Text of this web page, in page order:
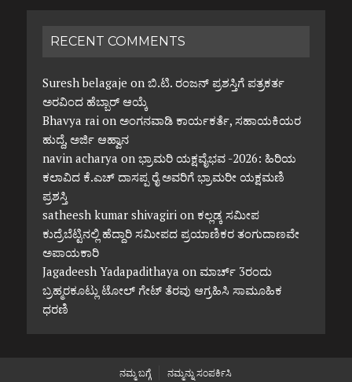
RECENT COMMENTS
Suresh belagaje on ಬಿ.ಟಿ. ರಂಜನ್ ಪ್ರಶಸ್ತಿಗೆ ಪತ್ರಕರ್ತ
ಅರವಿಂದ ಹೆಬ್ಬಾರ್ ಆಯ್ಕೆ
Bhavya raion ಅಂಗನವಾಡಿ ಕಾರ್ಯಕರ್ತೆ, ಸಹಾಯಕಿಯರ
ಹುದ್ದೆ, ಅರ್ಜಿ ಆಹ್ವಾನ
navin acharya on ಭ್ರಾಮರಿ ಯಕ್ಷವೈಭವ -2026: ಹಿರಿಯ
ಕಲಾವಿದ ಕೆ.ಎಚ್ ದಾಸಪ್ಪ ರೈ ಅವರಿಗೆ ಭ್ರಾಮರೀ ಯಕ್ಷಮಣಿ
ಪ್ರಶಸ್ತಿ
satheesh kumar shivagirion ಕಲ್ಲಡ್ಕ ಸಮೀಪ
ಕುದ್ರೆಬೆಟ್ಟಿನಲ್ಲಿ ಹೆದ್ದಾರಿ ಸಮೀಪದ ಪ್ರಯಾಣಿಕರ ತಂಗುದಾಣವೇ
ಅಪಾಯಕಾರಿ
Jagadeesh Yadapadithaya on ಮಾರ್ಚ್ 3ರಂದು
ಬ್ರಹ್ಮರಕೂಟ್ಲು ಟೋಲ್ ಗೇಟ್ ತೆರವು ಆಗ್ರಹಿಸಿ ಸಾಮೂಹಿಕ
ಧರಣಿ
ನಮ್ಮ ಬಗ್ಗೆ ನಮ್ಮನ್ನು ಸಂಪರ್ಕಿಸಿ